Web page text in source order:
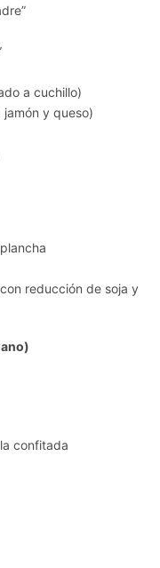
a cuchillo)
y queso)
reducción de soja y
confitada